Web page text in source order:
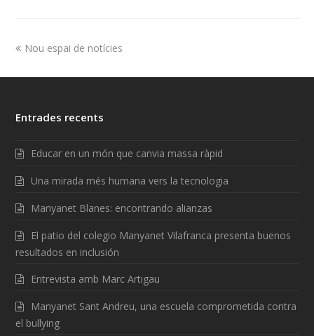
Nou espai de notícies
Entrades recents
Educar en un món que canvia massa ràpid
Una mirada més humana vers la tecnologia
Manyanet Blanes: encontrando alianzas
El patio del colegio Manyanet Vilafranca presenta buenos
resultados en inclusión
Entrevista amb Marc Artigau
Manyanet Sant Andreu, una escuela comprometida contra
el bullying